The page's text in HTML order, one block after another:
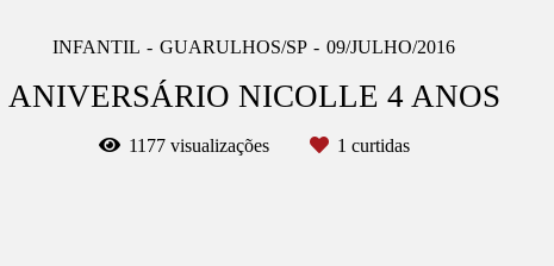
INFANTIL GUARULHOS/SP 09/JULHO/2016
ANIVERSÁRIO NICOLLE 4 ANOS
1177visualizações 1 curtidas